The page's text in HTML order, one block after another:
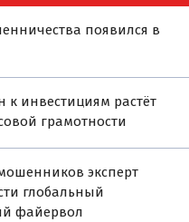
появился в
к инвестициям растёт
грамотности
эксперт
глобальный
файервол